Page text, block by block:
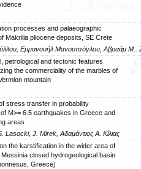
processes and palaeographic
Makrilia pliocene deposits, SE Crete
Εμμανουήλ Μανουτσόγλου, Αβραάμ Μ..
petrological and tectonic features
the commerciality of the marbles of
mountain
stress transfer in probability
M>= 6.5 earthquakes in Greece and
areas
J. Mirek, Αδαμάντιος Α. Κίλιας
the karstification in the wider area of
closed hydrogeological basin
Greece)